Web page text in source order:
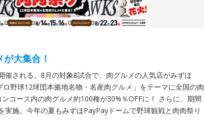
大集合！
催される。8月の対象8試合で、肉グルメの人気店がみずほ
野球12球団本拠地名物・名産肉グルメ」をテーマに全国の肉
コース内の肉グルメ約100種が30%％OFFに！ さらに、期間
実施。今年の夏もみずほPayPayドームで野球観戦と肉肉祭り